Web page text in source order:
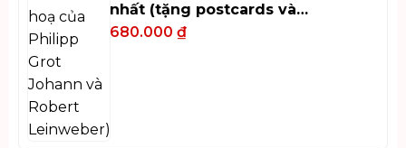
nhất (tặng postcards và
bookmark)
680.000 ₫